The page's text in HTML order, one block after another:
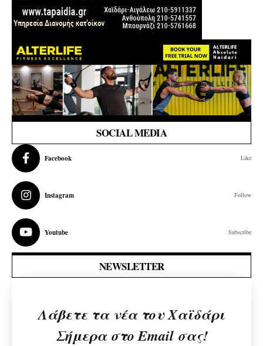
SOCIAL MEDIA
Facebook Like
Instagram Follow
Youtube Subscribe
NEWSLETTER
Λάβετε τα νέα του Χαϊδάρι
Σήμερα στο Email σας!